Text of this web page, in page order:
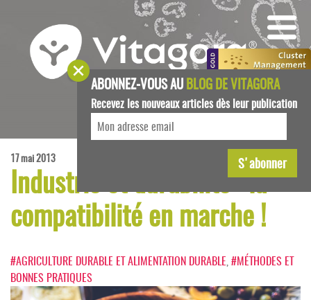
17 mai 2013
Industrie et durabilité : la
compatibilité en marche !
#AGRICULTURE DURABLE ET ALIMENTATION DURABLE #MÉTHODES ET
BONNES PRATIQUES
ABONNEZ-VOUS AUBLOG DE VITAGORA
Recevez les nouveaux articles dès leur publication